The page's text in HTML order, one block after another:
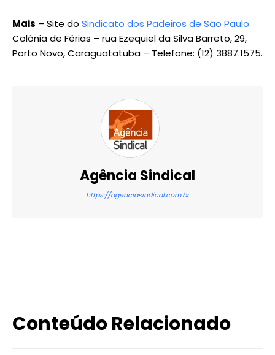
Mais – Site do Sindicato dos Padeiros de São Paulo.
Colônia de Férias – rua Ezequiel da Silva Barreto, 29,
Porto Novo, Caraguatatuba – Telefone: (12) 3887.1575.
Agência Sindical
https://agenciasindical.com.br
Conteúdo Relacionado